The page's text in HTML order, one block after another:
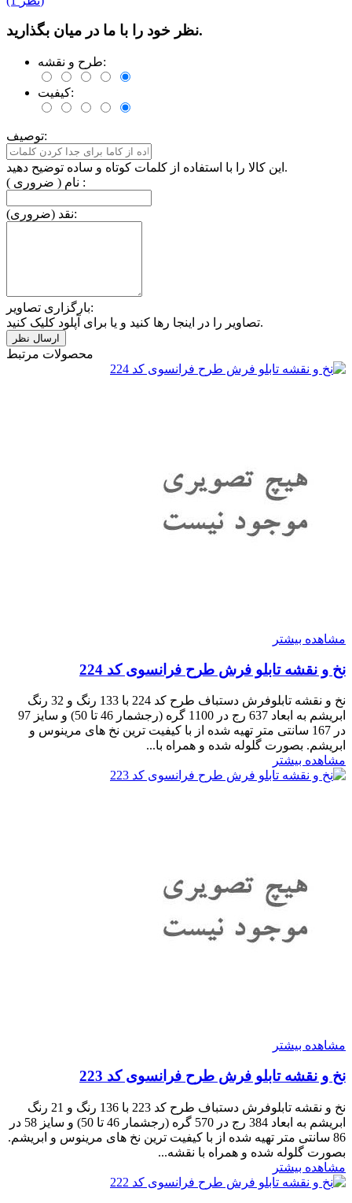
نظر خود را با ما در میان بگذارید.
طرح و نقشه:
کیفیت:
توصیف:
این کالا را با استفاده از کلمات کوتاه و ساده توضیح دهید.
نام ( ضروری ) :
نقد (ضروری):
بارگزاری تصاویر:
تصاویر را در اینجا رها کنید و یا برای آپلود کلیک کنید.
محصولات مرتبط
مشاهده بیشتر
نخ و نقشه تابلو فرش طرح فرانسوی کد 224
نخ و نقشه تابلوفرش دستباف طرح کد 224 با 133 رنگ و 32 رنگ
ابریشم به ابعاد 637 رج در 1100 گره (رجشمار 46 تا 50) و سایز 97
در 167 سانتی متر تهیه شده از با کیفیت ترین نخ های مرینوس و
ابریشم. بصورت گلوله شده و همراه با...
مشاهده بیشتر
مشاهده بیشتر
نخ و نقشه تابلو فرش طرح فرانسوی کد 223
نخ و نقشه تابلوفرش دستباف طرح کد 223 با 136 رنگ و 21 رنگ
ابریشم به ابعاد 384 رج در 570 گره (رجشمار 46 تا 50) و سایز 58 در
86 سانتی متر تهیه شده از با کیفیت ترین نخ های مرینوس و ابریشم.
بصورت گلوله شده و همراه با نقشه...
مشاهده بیشتر